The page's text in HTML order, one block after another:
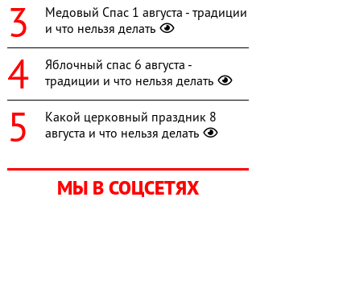
Медовый Спас 1 августа - традиции
и что нельзя делать
Яблочный спас 6 августа -
традиции и что нельзя делать
Какой церковный праздник 8
августа и что нельзя делать
МЫ В СОЦСЕТЯХ